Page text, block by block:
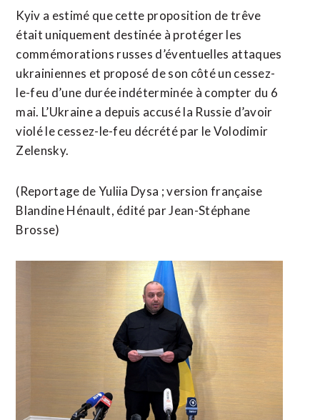
Kyiv a estimé que cette proposition de trêve
était uniquement destinée à protéger les
commémorations russes d’éventuelles attaques
ukrainiennes et proposé ⁠de son côté un cessez-
le-feu d’une durée indéterminée à compter du 6
mai. L’Ukraine a depuis accusé la Russie d’avoir
violé le cessez-le-feu décrété ​par le Volodimir
Zelensky.
(Reportage de Yuliia Dysa ; version française ​
Blandine Hénault, édité par Jean-Stéphane
Brosse)